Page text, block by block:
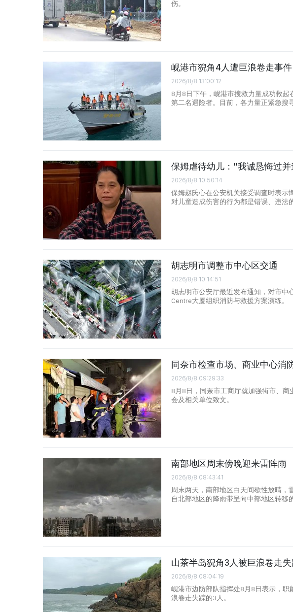
伤。
岘港市猊角4人遭巨浪卷走事
2026/8/8 13:00:12
8月8日下午，岘港市搜救力量成功救
第二名遇险者。目前，各力量正紧急搜
保姆虐待幼儿：“我诚恳悔过并
2026/8/8 10:50:14
保姆赵氏心在公安机关接受调查时表示
对儿童造成伤害的行为都是错误、违法
胡志明市调整市中心区交通
2026/8/8 10:14:51
胡志明市公安厅最近发布通知，对市中
Centre大厦组织消防与救援方案演练。
同奈市检查市场、商业中心消
2026/8/8 09:29:33
8月8日，同奈市工商厅就加强街市、
会及相关单位致文。
南部地区周末傍晚迎来雷阵雨
2026/8/8 08:43:41
周末两天，南部地区白天间歇性放晴
自北部地区的降雨带呈向中部地区转移
山茶半岛猊角3人被巨浪卷走失
2026/8/8 08:04:19
岘港市边防部队指挥处8月8日表示，
浪卷走失踪的3人。